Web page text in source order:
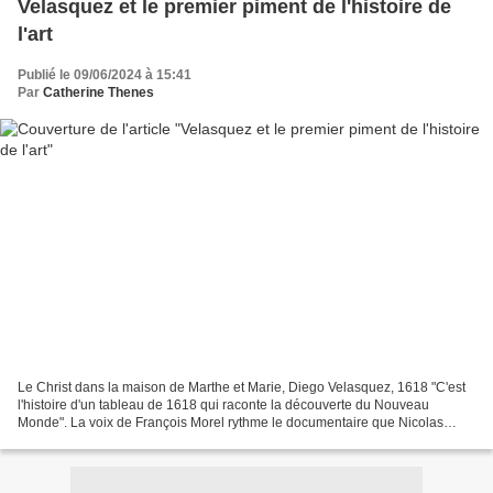
Velasquez et le premier piment de l'histoire de
l'art
Publié le 09/06/2024 à 15:41
Par Catherine Thenes
Le Christ dans la maison de Marthe et Marie, Diego Velasquez, 1618 "C'est
l'histoire d'un tableau de 1618 qui raconte la découverte du Nouveau
Monde". La voix de François Morel rythme le documentaire que Nicolas